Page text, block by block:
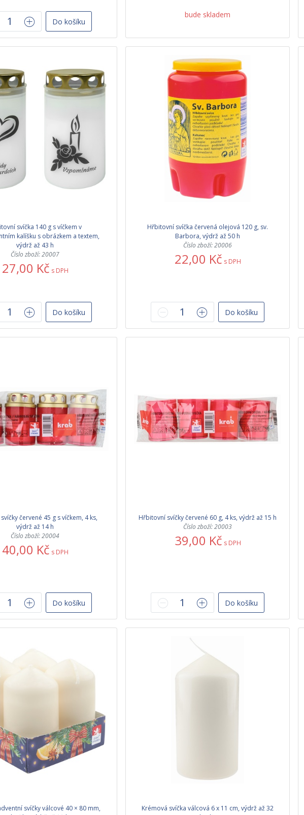
Do košíku
bude skladem
svíčka 140 g s víčkem v
kalíšku s obrázkem a textem,
výdrž až 43 h
Číslo zboží: 20007
27,00 Kč s DPH
Do košíku
Hřbitovní svíčka červená olejová 120 g, sv.
Barbora, výdrž až 50 h
Číslo zboží: 20006
22,00 Kč s DPH
Do košíku
červené 45 g s víčkem, 4 ks,
výdrž až 14 h
Číslo zboží: 20004
40,00 Kč s DPH
Do košíku
Hřbitovní svíčky červené 60 g, 4 ks, výdrž až 15 h
Číslo zboží: 20003
39,00 Kč s DPH
Do košíku
svíčky válcové 40 × 80 mm,
Krémová svíčka válcová 6 x 11 cm, výdrž až 32